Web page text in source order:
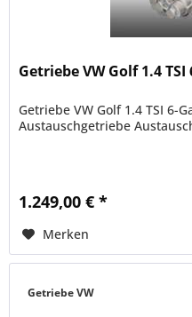
Getriebe VW Golf 1.4 TSI
Getriebe VW Golf 1.4 TSI 6-
Austauschgetriebe
1.249,00 € *
Merken
Getriebe VW